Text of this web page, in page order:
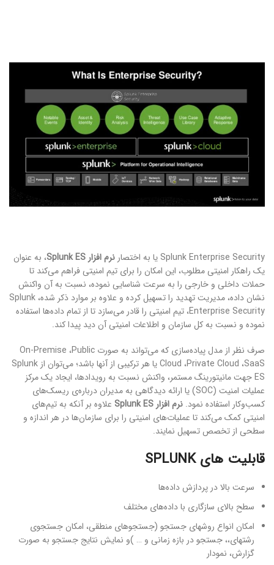
Splunk Enterprise Security یا به اختصار نرم افزار
، به عنوان
یک راهکار امنیتی مطلوب، این امکان را برای تیم امنیتی فراهم می‌کند تا
حملات داخلی و خارجی را به سرعت شناسایی نموده، نسبت به آن واکنش
نشان داده، مدیریت تهدید را تسهیل کرده و علاوه بر موارد ذکر شده، Splunk
Enterprise Security، تیم امنیتی را قادر می‌سازد تا از تمام داده‌ها استفاده
نموده و نسبت به کل سازمان و اطلاعات امنیتی آن دید پیدا کند.
صرف نظر از مدل پیاده‌سازی که می‌تواند به صورت On-Premise ،Public
Cloud ،Private Cloud ،SaaS یا هر ترکیبی از آنها باشد؛ می‌توان از Splunk
ES جهت مانیتورینگ مستمر، واکنش نسبت به رویدادها، ایجاد یک مرکز
عملیات امنیت (SOC) یا ارائه دیدگاهی به مدیران درباره‌ی ریسک‌های
کسب‌و‌کار استفاده نمود. نرم افزار
علاوه بر آنکه به تیم‌های
امنیتی کمک می‌کند تا عملیات‌های امنیتی را برای سازمان‌ها در هر اندازه و
سطحی از تخصص تسهیل نمایند.
قابلیت های SPLUNK
سرعت بالا در پردازش داده‌ها
سطح بالای سازگاری با داده‌های مختلف
امکان انواع روش­های جستجو (جستجوهای منطقی، امکان جستجوی
رشته­ای،، جستجو در بازه زمانی و … )و نمایش نتایج جستجو به صورت
گزارش، نمودار